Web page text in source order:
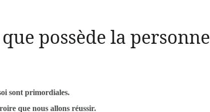
possède la personne
sont primordiales.
que nous allons réussir.